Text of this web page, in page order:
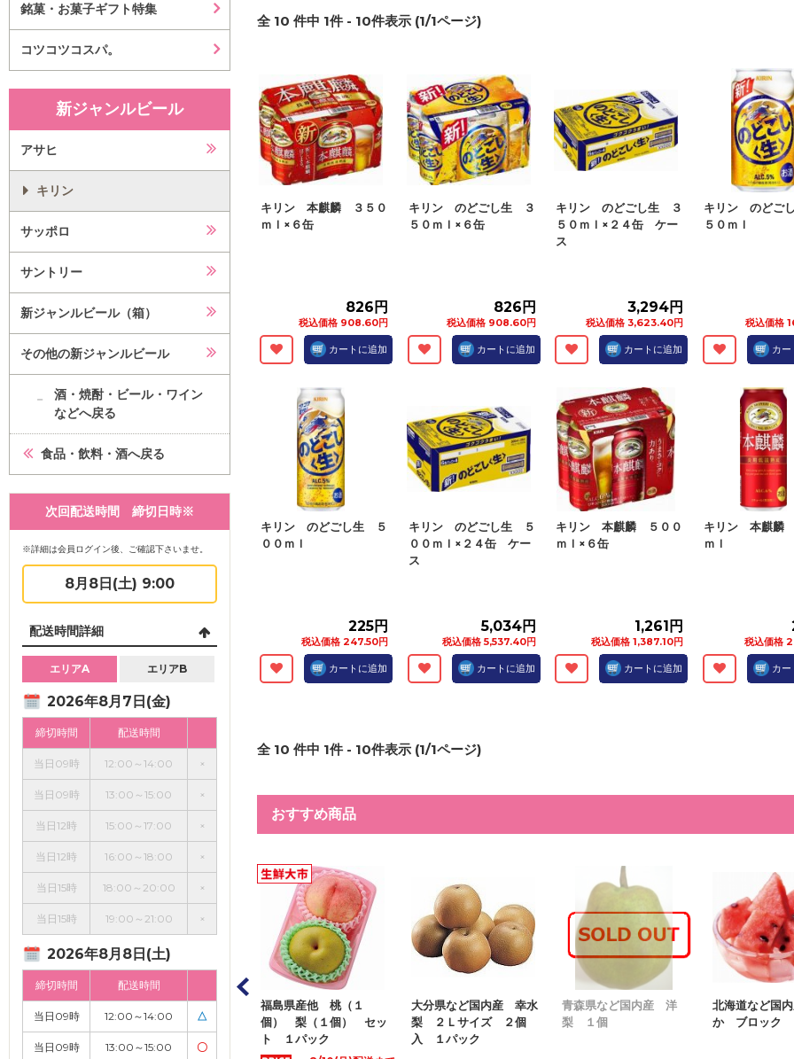
銘菓・お菓子ギフト特集
コツコツコスパ。
新ジャンルビール
アサヒ
キリン
サッポロ
サントリー
新ジャンルビール（箱）
その他の新ジャンルビール
酒・焼酎・ビール・ワイン
などへ戻る
食品・飲料・酒へ戻る
次回配送時間 締切日時※
※詳細は会員ログイン後、ご確認下さいませ。
8月8日(土) 9:00
配送時間詳細
エリアA エリアB
2026年8月7日(金)
締切時間 配送時間
当日09時 12:00～14:00 ×
当日09時 13:00～15:00 ×
当日12時 15:00～17:00 ×
当日12時 16:00～18:00 ×
当日15時 18:00～20:00 ×
当日15時 19:00～21:00 ×
2026年8月8日(土)
締切時間 配送時間
当日09時 12:00～14:00 △
当日09時 13:00～15:00 〇
全 10 件中 1件 - 10件表示 (1/1ページ)
キリン 本麒麟 ３５０
ｍｌ×６缶
826円
税込価格 908.60円
カートに追加
キリン のどごし生 ３
５０ｍｌ×６缶
826円
税込価格 908.60円
カートに追加
キリン のどごし生 ３
５０ｍｌ×２４缶 ケー
ス
3,294円
税込価格 3,623.40円
カートに追加
キリン のどご
５０ｍｌ
税込価格
カー
キリン のどごし生 ５
００ｍｌ
225円
税込価格 247.50円
カートに追加
キリン のどごし生 ５
００ｍｌ×２４缶 ケー
ス
5,034円
税込価格 5,537.40円
カートに追加
キリン 本麒麟 ５００
ｍｌ×６缶
1,261円
税込価格 1,387.10円
カートに追加
キリン 本麒麟
ｍｌ
税込価格
カー
全 10 件中 1件 - 10件表示 (1/1ページ)
おすすめ商品
もも（大
サイズ ２個
山梨県など国内産 春日
居のもも ２Ｌサイズ
福島県産他 桃（１
個） 梨（１個） セッ
ト １パック
大分県など国内産 幸水
梨 ２Ｌサイズ ２個
入 １パック
青森県など国内産 洋
梨 １個
北海道など国
か ブロック